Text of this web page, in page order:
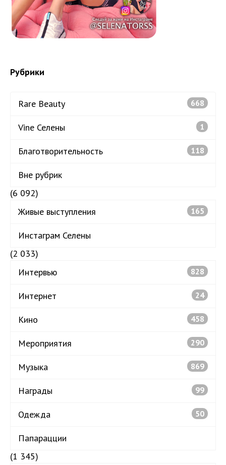
Рубрики
Rare Beauty 668
Vine Селены 1
Благотворительность 118
Вне рубрик
(6 092)
Живые выступления
165
Инстаграм Селены
(2 033)
Интервью
828
Интернет 24
Кино 458
Мероприятия 290
Музыка 869
Награды 99
Одежда 50
Папарацции
(1 345)